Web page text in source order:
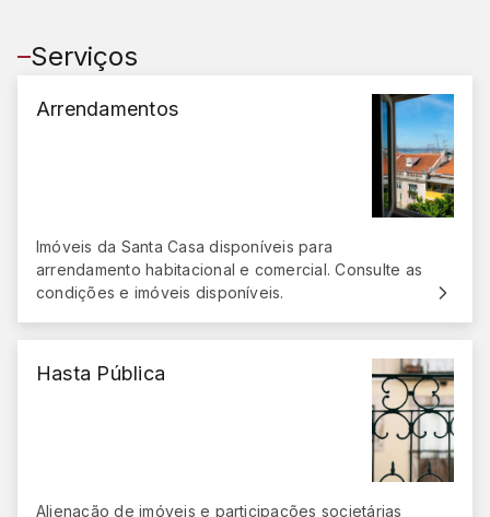
Serviços
Arrendamentos
Imóveis da Santa Casa disponíveis para
arrendamento habitacional e comercial. Consulte as
condições e imóveis disponíveis.
Hasta Pública
Alienação de imóveis e participações societárias